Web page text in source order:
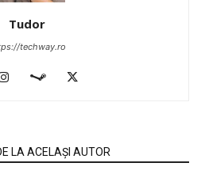
Tudor
techway.ro
LA ACELAȘI AUTOR